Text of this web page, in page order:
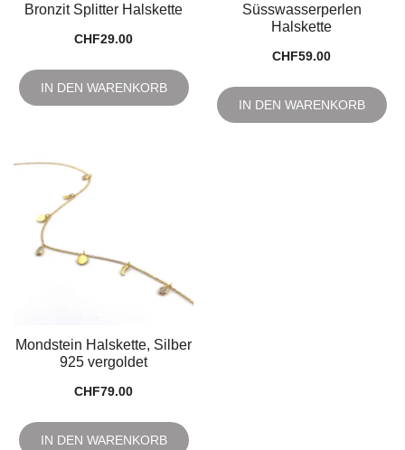
Bronzit Splitter Halskette
CHF29.00
IN DEN WARENKORB
Süsswasserperlen
Halskette
CHF59.00
IN DEN WARENKORB
Mondstein Halskette, Silber
925 vergoldet
CHF79.00
IN DEN WARENKORB